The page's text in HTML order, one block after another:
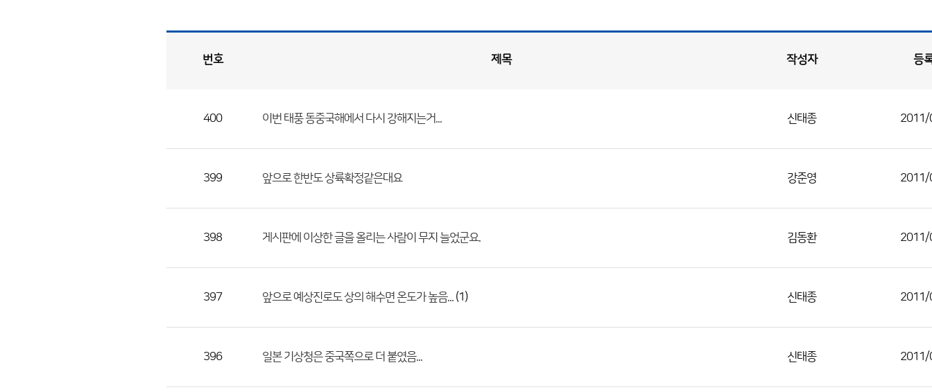
로
제
성
번호 제목 작성자 등
400 이번 태풍 동중국해에서 다시 강해지는거... 신태종 2011/
399 앞으로 한반도 상륙확정같은대요 강준영 2011/
398 게시판에 이상한 글을 올리는 사람이 무지 늘었군요. 김동환 2011/
397 앞으로 예상진로도 상의 해수면 온도가 높음... (1) 신태종 2011/
396 일본 기상청은 중국쪽으로 더 붙였음... 신태종 2011/